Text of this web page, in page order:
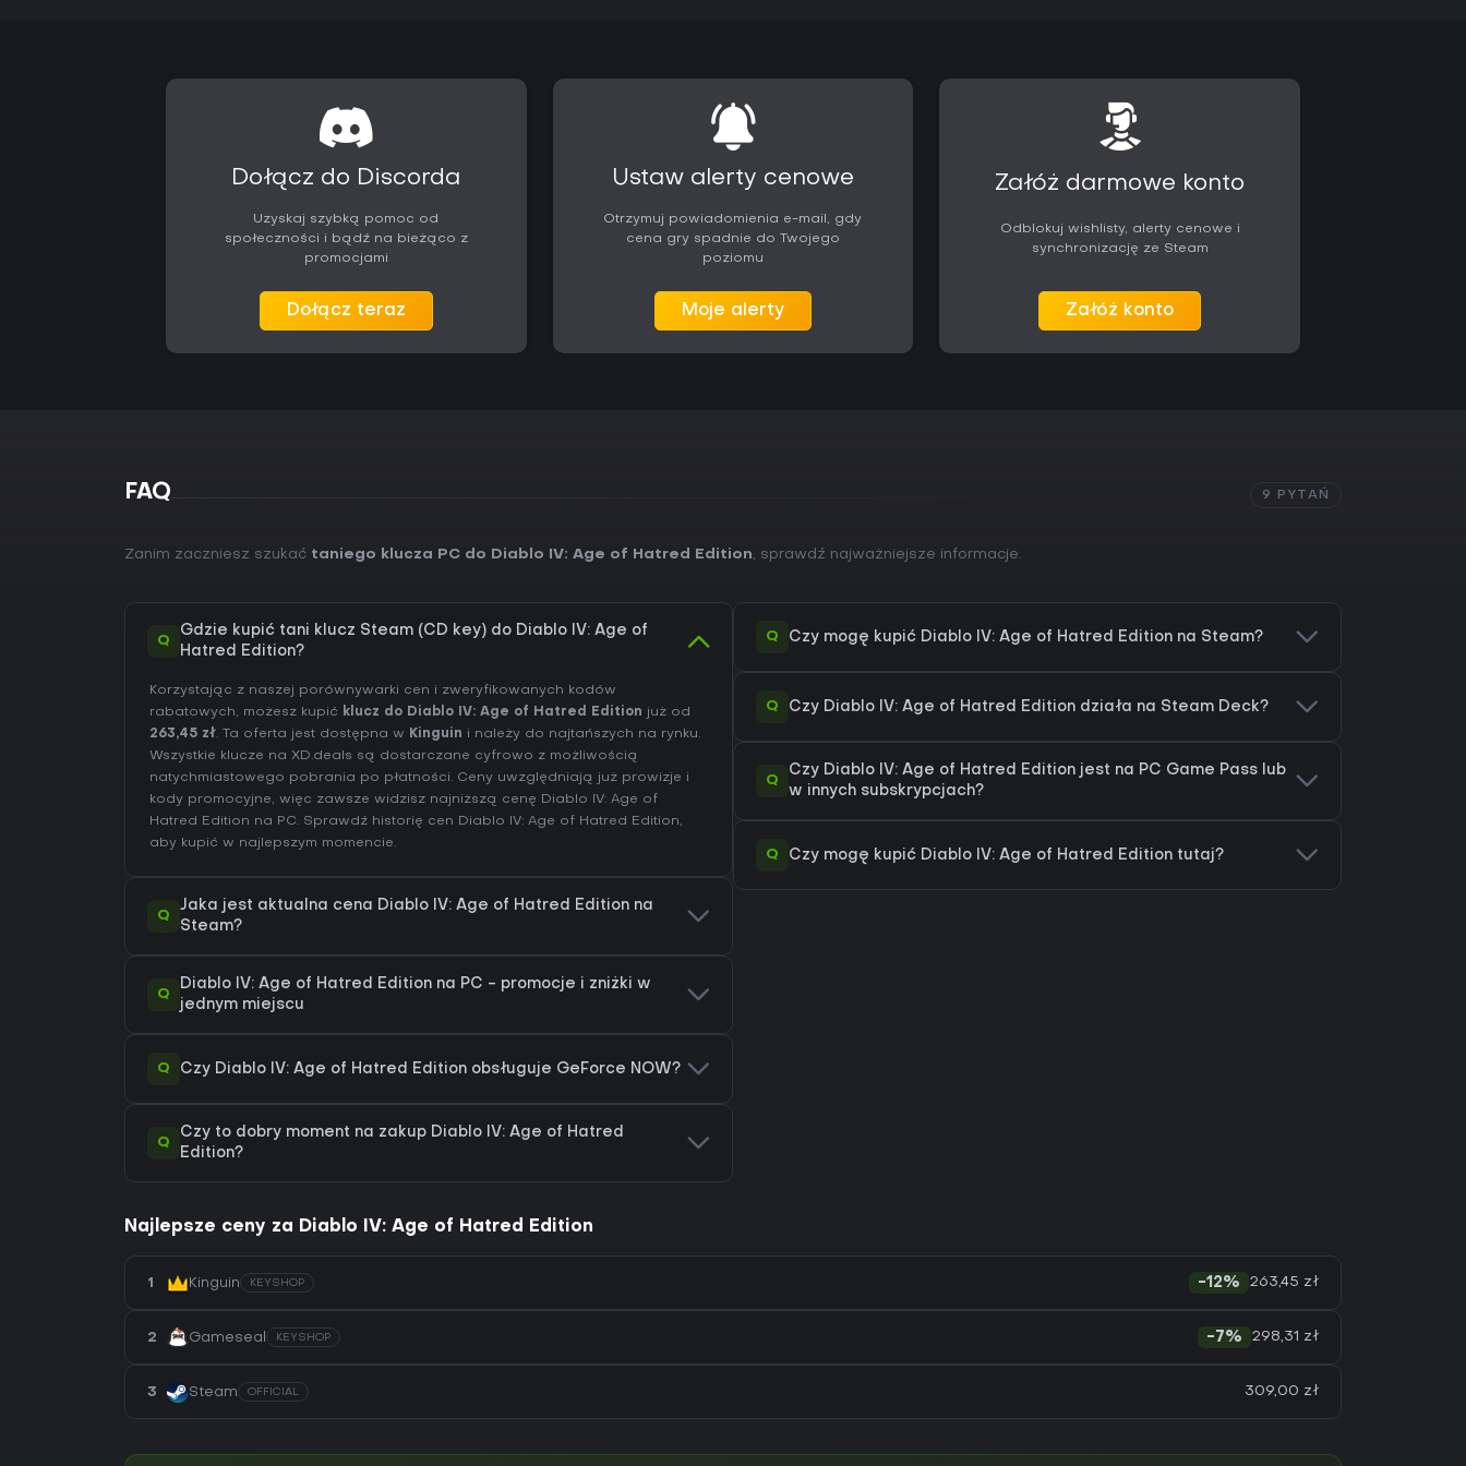
wyzwaniami i lepszym lootem.
Najnowszy patch z końca kwietnia 2026 gruntownie zmienia itemizację - zwykłe
itemy da się ulepszyć w ancestral gear z mocniejszymi afiksami. Season of
Reckoning wplata te nowości, z celami na skill points, paragon levels i kosmetyki.
Czy warto grać?
Ta kolekcja trafi w gust fanów action RPG ceniących budowanie postaci i
powtarzalne starcia z demonicznymi hordami. Wciągający finał historii, nowe
klasy i usprawniony endgame czynią ją angażującą solo i w grupie. Pozytywne
replayability dzięki sezonówkom i leaderboardom.
choć niektóre charmy mogą wydawać się subtelne dla maxed postaci. Jeśli
Dołącz do Discorda
Uzyskaj szybką pomoc od
społeczności i bądź na bieżąco z
promocjami
Dołącz teraz
Ustaw alerty cenowe
Otrzymuj powiadomienia e-mail, gdy
cena gry spadnie do Twojego
poziomu
Moje alerty
Załóż darmowe konto
Odblokuj wishlisty, alerty cenowe i
synchronizację ze Steam
Załóż konto
FAQ 9 PYTAŃ
Zanim zaczniesz szukać taniego klucza PC do Diablo IV: Age of Hatred Edition, sprawdź najważniejsze informacje.
Q
Gdzie kupić tani klucz Steam (CD key) do Diablo IV: Age of
Hatred Edition?
Korzystając z naszej porównywarki cen i zweryfikowanych kodów
rabatowych, możesz kupić klucz do Diablo IV: Age of Hatred Edition już od
263,45 zł. Ta oferta jest dostępna w Kinguin i należy do najtańszych na rynku.
Wszystkie klucze na XD.deals są dostarczane cyfrowo z możliwością
natychmiastowego pobrania po płatności. Ceny uwzględniają już prowizje i
kody promocyjne, więc zawsze widzisz najniższą cenę Diablo IV: Age of
Hatred Edition na PC. Sprawdź historię cen Diablo IV: Age of Hatred Edition,
aby kupić w najlepszym momencie.
Q
Jaka jest aktualna cena Diablo IV: Age of Hatred Edition na
Steam?
Q
Diablo IV: Age of Hatred Edition na PC - promocje i zniżki w
jednym miejscu
Q Czy Diablo IV: Age of Hatred Edition obsługuje GeForce NOW?
Q
Czy to dobry moment na zakup Diablo IV: Age of Hatred
Edition?
Q Czy mogę kupić Diablo IV: Age of Hatred Edition na Steam?
Q Czy Diablo IV: Age of Hatred Edition działa na Steam Deck?
Q
Czy Diablo IV: Age of Hatred Edition jest na PC Game Pass lub
w innych subskrypcjach?
Q Czy mogę kupić Diablo IV: Age of Hatred Edition tutaj?
Najlepsze ceny za Diablo IV: Age of Hatred Edition
1 Kinguin KEYSHOP -12% 263,45 zł
2 Gameseal KEYSHOP -7% 298,31 zł
3 Steam OFFICIAL 309,00 zł